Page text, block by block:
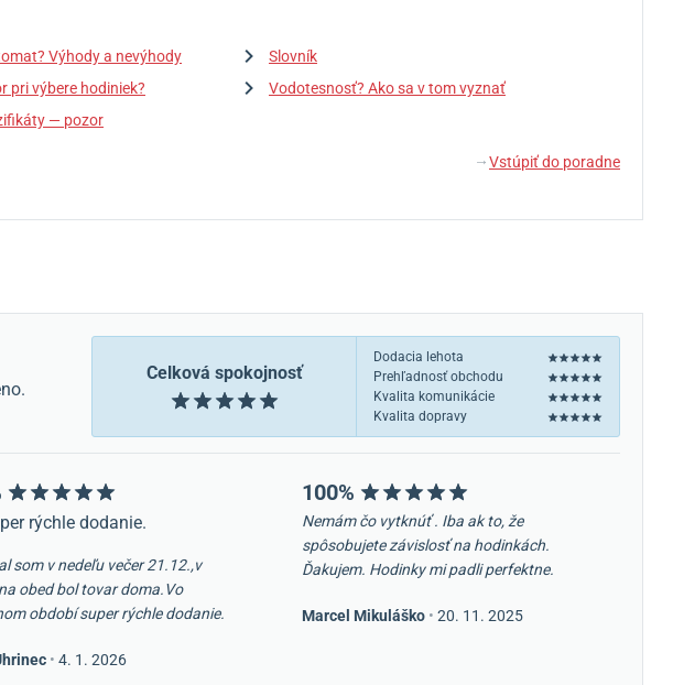
Výhody a nevýhody
Slovník
pri výbere hodiniek?
Vodotesnosť? Ako sa v tom vyznať
— pozor
↓ Vstúpiť do poradne
Celková spokojnosť
Dodacia lehota
Prehľadnosť obchodu
Kvalita komunikácie
Kvalita dopravy
rýchle dodanie.
som v nedeľu večer 21.12.,v
obed bol tovar doma.Vo
období super rýchle dodanie.
• 4. 1. 2026
100%
Nemám čo vytknúť . Iba ak to, že
spôsobujete závislosť na hodinkách.
Ďakujem. Hodinky mi padli perfektne.
Marcel Mikuláško • 20. 11. 2025